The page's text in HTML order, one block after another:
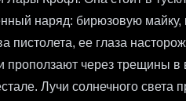
наряд: бирюзовую
ее глаза
через трещины в
Лучи солнечного света